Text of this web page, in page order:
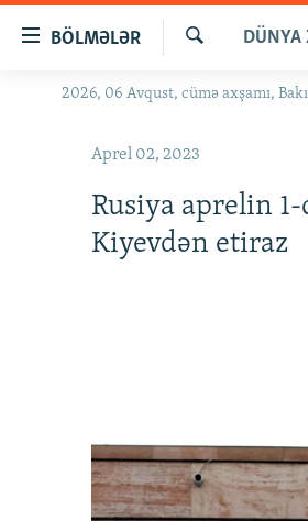
naviqasiyaya
BÖLMƏLƏR
GÜNDƏM
#ƏSLINDƏ
FƏRQƏ BAX
FOTOQALEREYA
İNFOQRAFIKA
OXU ZALI
AZƏRBAYCAN ƏDƏBIYYATI KITABXANASI
HAQQIMIZDA
Axtar
DÜNYA
2026, 06 Avqust, cümə axşamı,
Aprel 02, 2023
Rusiya aprelin
Kiyevdən etiraz